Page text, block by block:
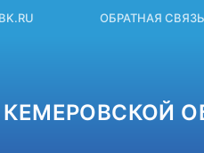
ОБРАТНАЯ СВЯЗЬ